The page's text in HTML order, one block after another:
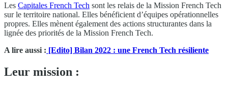
Les Capitales French Tech sont les relais de la Mission French Tech
sur le territoire national. Elles bénéficient d’équipes opérationnelles
propres. Elles mènent également des actions structurantes dans la
lignée des priorités de la Mission French Tech.
A lire aussi : [Edito] Bilan 2022 : une French Tech résiliente
Leur mission :